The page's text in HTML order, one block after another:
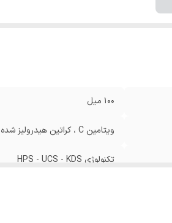
100 میل
ویتامین C ، کراتین هیدرولیز شده
تکنولوژی HPS - UCS - KDS